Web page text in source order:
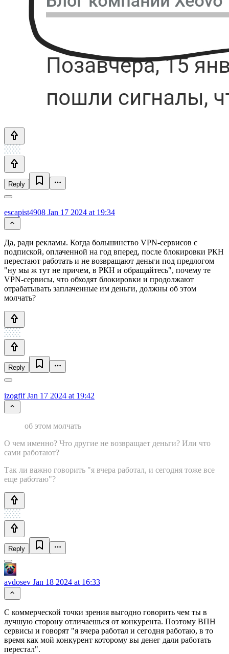
Reply
escapist4908 Jan 17 2024 at 19:34
Да, ради рекламы. Когда большинство VPN-сервисов с
подпиской, оплаченной на год вперед, после блокировки РКН
перестают работать и не возвращают деньги под предлогом
"ну мы ж тут не причем, в РКН и обращайтесь", почему те
VPN-сервисы, что обходят блокировки и продолжают
отрабатывать заплаченные им деньги, должны об этом
молчать?
Reply
izogfifJan 17 2024 at 19:42
об этом молчать
О чем именно? Что другие не возвращает деньги? Или что
сами работают?
Так ли важно говорить "я вчера работал, и сегодня тоже все
еще работаю"?
Reply
avdosev Jan 18 2024 at 16:33
С коммерческой точки зрения выгодно говорить чем ты в
лучшую сторону отличаешься от конкурента. Поэтому ВПН
сервисы и говорят "я вчера работал и сегодня работаю, в то
время как мой конкурент которому вы денег дали работать
перестал".